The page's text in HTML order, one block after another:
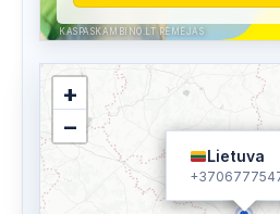
KASPASKAMBINO.LT RĖMĖJAS
Lietuva
+
−